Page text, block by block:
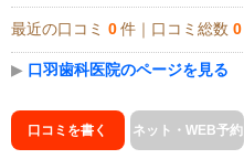
最近の口コミ 0 件｜口コミ総数 0
▶ 口羽歯科医院のページを見る
口コミを書く ネット・WEB予約